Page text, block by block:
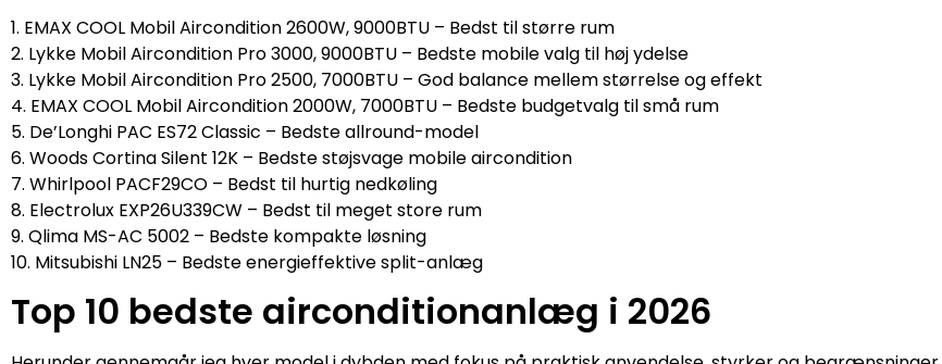
1. EMAX COOL Mobil Aircondition 2600W, 9000BTU – Bedst til større rum
2. Lykke Mobil Aircondition Pro 3000, 9000BTU – Bedste mobile valg til høj ydelse
3. Lykke Mobil Aircondition Pro 2500, 7000BTU – God balance mellem størrelse og effekt
4. EMAX COOL Mobil Aircondition 2000W, 7000BTU – Bedste budgetvalg til små rum
5. De’Longhi PAC ES72 Classic – Bedste allround-model
6. Woods Cortina Silent 12K – Bedste støjsvage mobile aircondition
7. Whirlpool PACF29CO – Bedst til hurtig nedkøling
8. Electrolux EXP26U339CW – Bedst til meget store rum
9. Qlima MS-AC 5002 – Bedste kompakte løsning
10. Mitsubishi LN25 – Bedste energieffektive split-anlæg
Top 10 bedste airconditionanlæg i 2026